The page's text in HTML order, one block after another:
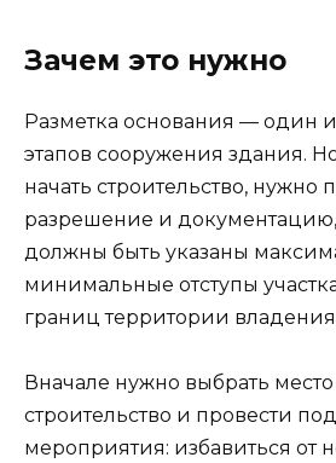
Зачем это нужно
Разметка основания — один
этапов сооружения здания.
начать строительство, нужно
разрешение и документацию,
должны быть указаны
минимальные отступы
границ территории
Вначале нужно выбрать
строительство и провести
мероприятия: избавиться от